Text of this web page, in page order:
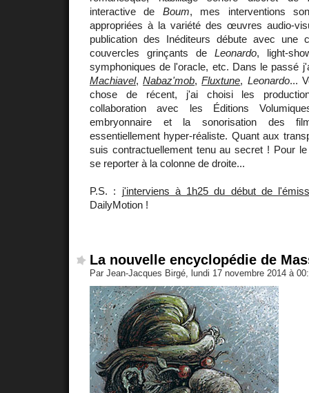
interactive de Boum, mes interventions
appropriées à la variété des œuvres audio-
publication des Inéditeurs débute avec une
couvercles grinçants de Leonardo, light-
symphoniques de l'oracle, etc. Dans le passé
Machiavel,Nabaz'mob,Fluxtune, Leonardo...
chose de récent, j'ai choisi les
collaboration avec les Éditions
embryonnaire et la sonorisation des
essentiellement hyper-réaliste. Quant aux
suis contractuellement tenu au secret ! Pour
se reporter à la colonne de droite...
P.S. : j'interviens à 1h25 du début de
DailyMotion !
La nouvelle encyclopédie de
Par Jean-Jacques Birgé, lundi 17 novembre 2014 à